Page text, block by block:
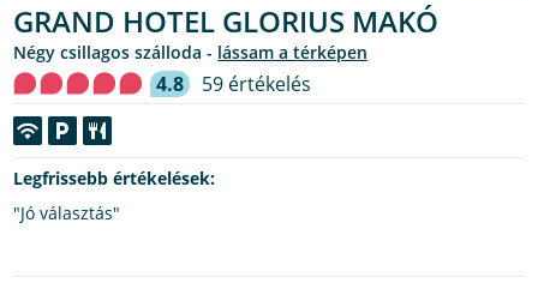
GRAND HOTEL GLORIUS MAKÓ
Négy csillagos szálloda - lássam a térképen
4.8 59 értékelés
Legfrissebb értékelések:
"Jó választás"